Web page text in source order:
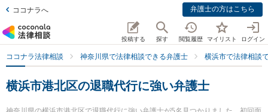
ココナラへ 弁護士の方はこちら
投稿する 探す 閲覧履歴 マイリスト ログイン
ココナラ法律相談 神奈川県で法律相談できる弁護士 横浜市で法律相談
横浜市港北区の退職代行に強い弁護士